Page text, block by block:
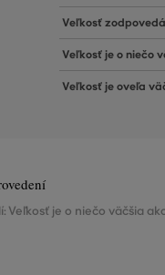
Veľkosť
Veľkosť je o niečo
Veľkosť je oveľa
Veľkosť je o niečo väčšia